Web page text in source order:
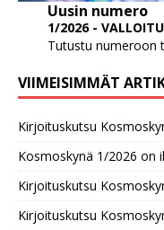
Uusin numero
1/2026 -
Tutustu numeroon
VIIMEISIMMÄT
Kirjoituskutsu
Kosmoskynä 1/2026 on
Kirjoituskutsu
Kirjoituskutsu